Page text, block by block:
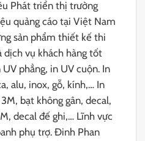
Phát triển thị trường
quảng cáo tại Việt Nam
sản phẩm thiết kế thi
dịch vụ khách hàng tốt
UV phẳng, in UV cuộn. In
alu, inox, gỗ, kính,… In
bạt không gân, decal,
decal đế ghi,… Lĩnh vực
phụ trợ. Đinh Phan